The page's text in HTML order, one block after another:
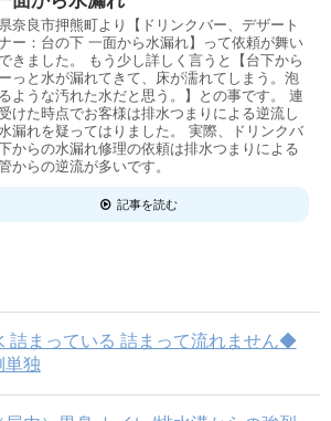
奈良市押熊町より【ドリンクバー、デザート
ー：台の下 一面から水漏れ】って依頼が舞い
きました。 もう少し詳しく言うと【台下から
っと水が漏れてきて、床が濡れてしまう。泡
ような汚れた水だと思う。】との事です。 連
けた時点でお客様は排水つまりによる逆流し
漏れを疑ってはりました。 実際、ドリンクバ
からの水漏れ修理の依頼は排水つまりによる
からの逆流が多いです。
記事を読む
詰まっている 詰まって流れません◆
単独